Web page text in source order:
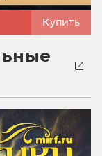
Купить